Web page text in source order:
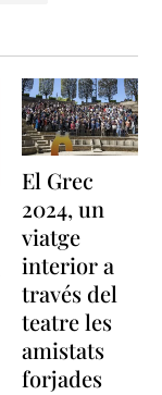
El Grec
2024, un
viatge
interior a
través del
teatre les
amistats
forjades